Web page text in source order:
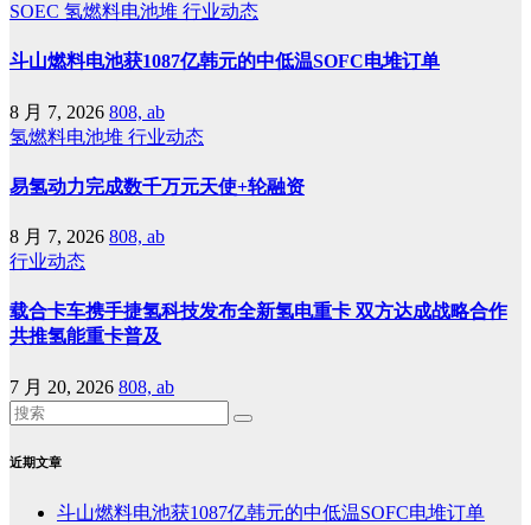
SOEC 氢燃料电池堆 行业动态
斗山燃料电池获1087亿韩元的中低温SOFC电堆订单
8 月 7, 2026 808, ab
氢燃料电池堆 行业动态
易氢动力完成数千万元天使+轮融资
8 月 7, 2026 808, ab
行业动态
载合卡车携手捷氢科技发布全新氢电重卡 双方达成战略合作
共推氢能重卡普及
7 月 20, 2026 808, ab
近期文章
斗山燃料电池获1087亿韩元的中低温SOFC电堆订单